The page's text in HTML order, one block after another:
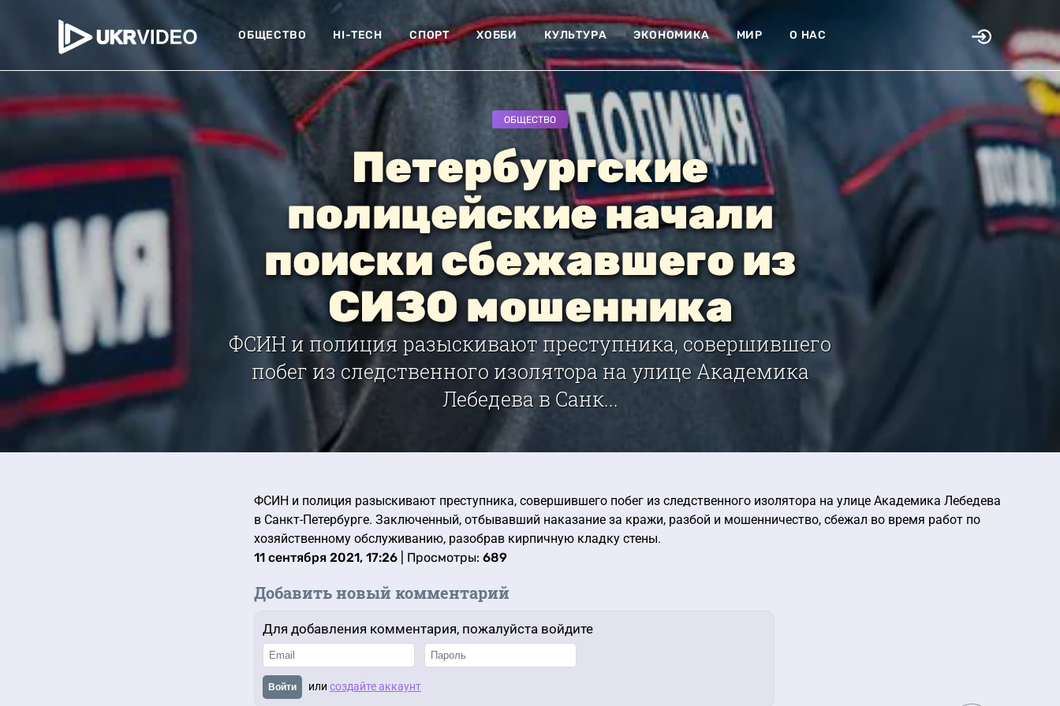
ОБЩЕСТВО HI-TECH СПОРТ ХОББИ КУЛЬТУРА ЭКОНОМИКА МИР О НАС
ОБЩЕСТВО
Петербургские
полицейские начали
поиски сбежавшего из
СИЗО мошенника
ФСИН и полиция разыскивают преступника, совершившего
побег из следственного изолятора на улице Академика
Лебедева в Санк...
ФСИН и полиция разыскивают преступника, совершившего побег из следственного изолятора на улице Академика Лебедева
в Санкт-Петербурге. Заключенный, отбывавший наказание за кражи, разбой и мошенничество, сбежал во время работ по
хозяйственному обслуживанию, разобрав кирпичную кладку стены.
11 сентября 2021, 17:26 | Просмотры: 689
Добавить новый комментарий
Для добавления комментария, пожалуйста войдите
Войти или создайте аккаунт